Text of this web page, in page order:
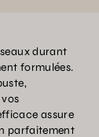
durant
formulées.
assure
parfaitement